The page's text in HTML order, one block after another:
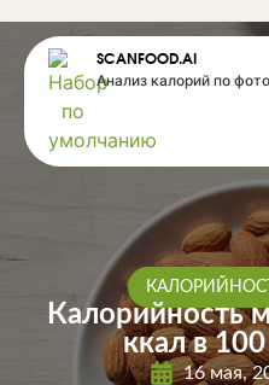
SCANFOOD.AI
Анализ калорий по фото
Калорийность
ккал в
16 мая,